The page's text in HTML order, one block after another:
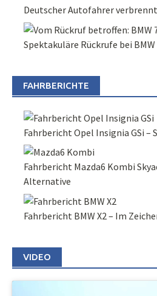
Deutscher Autofahrer
Spektakuläre Rückrufe bei BMW
FAHRBERICHTE
Fahrbericht Opel Insignia GSi –
Fahrbericht Mazda6 Kombi
Alternative
Fahrbericht BMW X2 – Im
VIDEO